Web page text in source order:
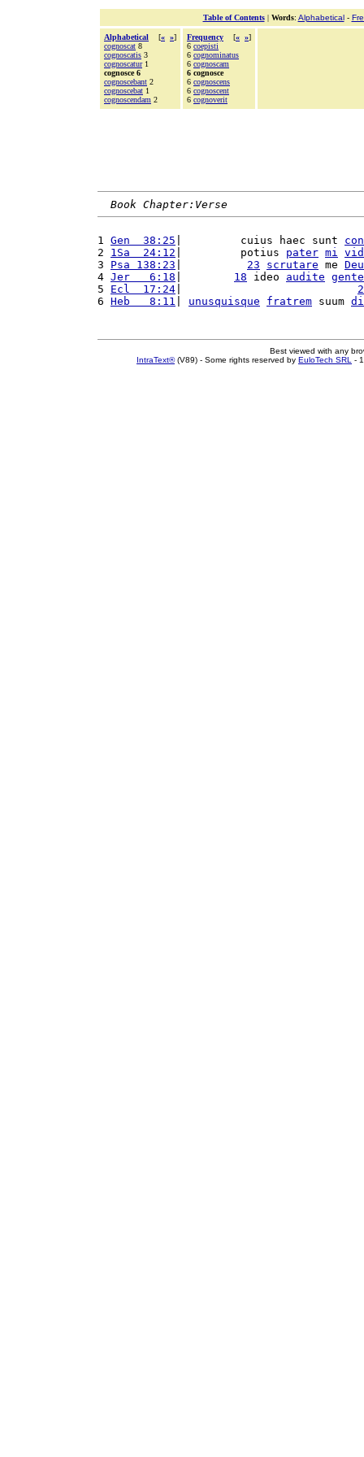
Table of Contents| Words: Alphabetical-
Alphabetical [« »]
cognoscat 8
cognoscatis 3
cognoscatur1
cognosce 6
cognoscebant 2
cognoscebat 1
cognoscendam 2
Frequency [« »]
6 coepisti
6 cognominatus
6 cognoscam
6 cognosce
6 cognoscens
6 cognoscent
6 cognoverit
Book Chapter:Verse
1 Gen  38:25 |         cuius haec sunt
2 1Sa  24:12 |         potius pater mi
3 Psa 138:23 23 scrutare me
4 Jer   6:18 18 ideo audite
5 Ecl  17:24
6 Heb   8:11 unusquisque fratrem suum
Best viewed with any
IntraText®(V89) - Some rights reserved by EuloTech SRL -